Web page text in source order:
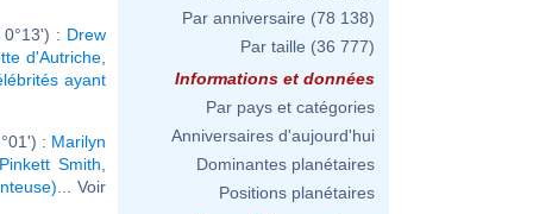
: Drew
d'Autriche
ayant
: Marilyn
Smith
... Voir
Par anniversaire (78 138)
Par taille (36 777)
Informations et données
Par pays et catégories
Anniversaires d'aujourd'hui
Dominantes planétaires
Positions planétaires